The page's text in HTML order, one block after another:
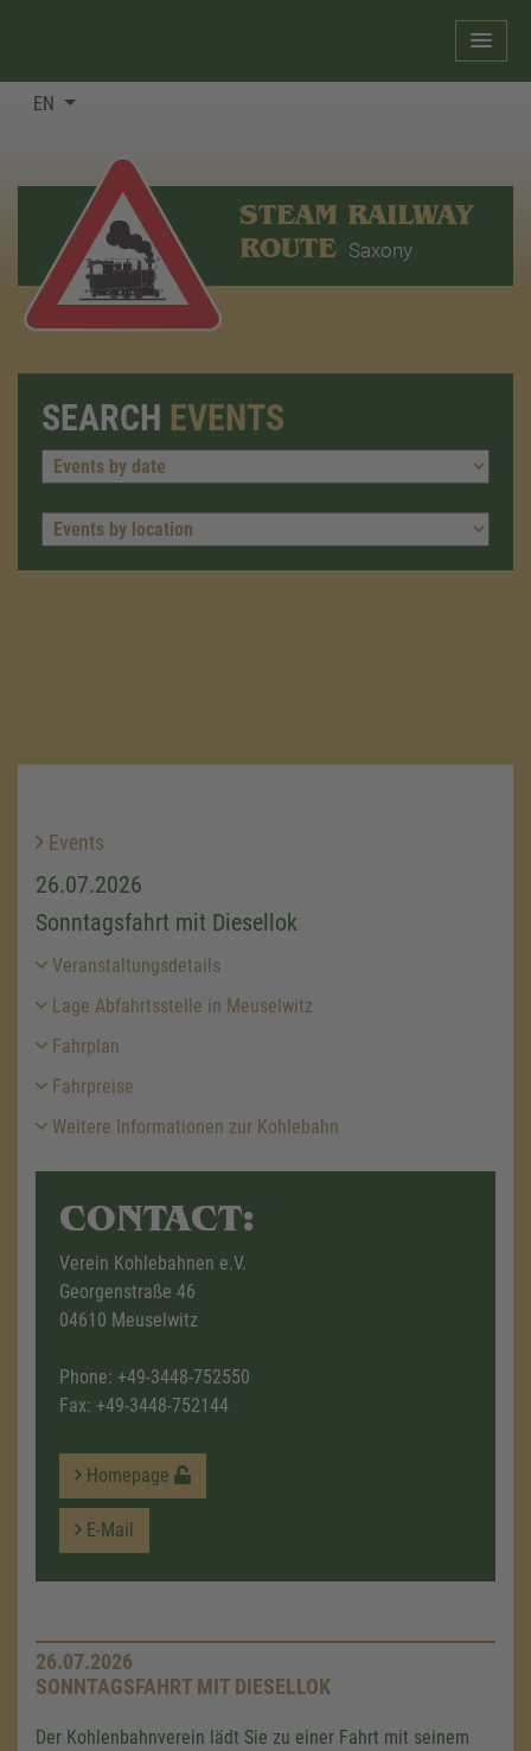
EN
STEAM RAILWAY
ROUTE Saxony
SEARCH EVENTS
Events
26.07.2026
Sonntagsfahrt mit Diesellok
Veranstaltungsdetails
Lage Abfahrtsstelle in Meuselwitz
Fahrplan
Fahrpreise
Weitere Informationen zur Kohlebahn
CONTACT:
Verein Kohlebahnen e.V.
Georgenstraße 46
04610 Meuselwitz
Phone: +49-3448-752550
Fax: +49-3448-752144
Homepage
E-Mail
26.07.2026
SONNTAGSFAHRT MIT DIESELLOK
Der Kohlenbahnverein lädt Sie zu einer Fahrt mit seinem